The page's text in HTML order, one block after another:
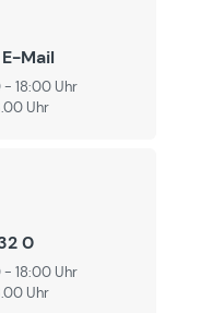
Mail
18:00 Uhr
Uhr
0
18:00 Uhr
Uhr